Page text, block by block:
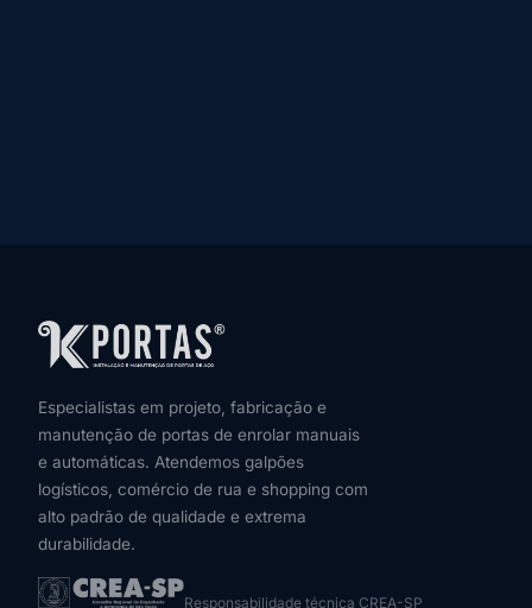
Especialistas em projeto, fabricação e
manutenção de portas de enrolar manuais
e automáticas. Atendemos galpões
logísticos, comércio de rua e shopping com
alto padrão de qualidade e extrema
durabilidade.
Responsabilidade técnica CREA-SP